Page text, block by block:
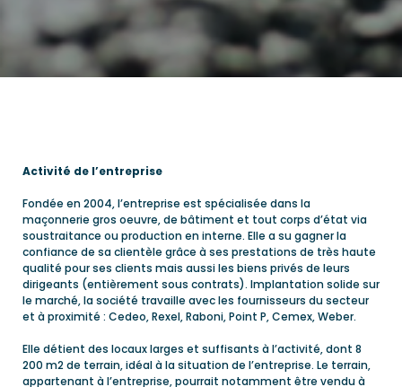
Activité de l’entreprise
Fondée en 2004, l’entreprise est spécialisée dans la
maçonnerie gros oeuvre, de bâtiment et tout corps d’état via
soustraitance ou production en interne. Elle a su gagner la
confiance de sa clientèle grâce à ses prestations de très haute
qualité pour ses clients mais aussi les biens privés de leurs
dirigeants (entièrement sous contrats). Implantation solide sur
le marché, la société travaille avec les fournisseurs du secteur
et à proximité : Cedeo, Rexel, Raboni, Point P, Cemex, Weber.
Elle détient des locaux larges et suffisants à l’activité, dont 8
200 m2 de terrain, idéal à la situation de l’entreprise. Le terrain,
appartenant à l’entreprise, pourrait notamment être vendu à